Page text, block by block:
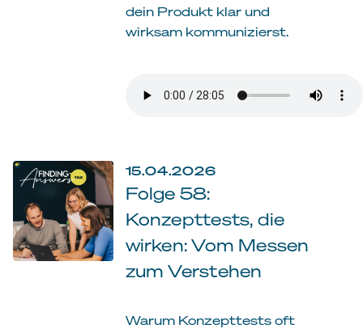
dein Produkt klar und
wirksam kommunizierst.
15.04.2026
Folge 58:
Konzepttests, die
wirken: Vom Messen
zum Verstehen
Warum Konzepttests oft